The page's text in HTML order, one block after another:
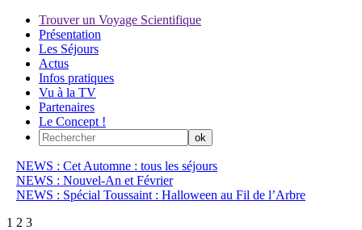
Trouver un Voyage Scientifique
Présentation
Les Séjours
Actus
Infos pratiques
Vu à la TV
Partenaires
Le Concept !
NEWS : Cet Automne : tous les séjours
NEWS : Nouvel-An et Février
NEWS : Spécial Toussaint : Halloween au Fil de l’Arbre
1 2 3